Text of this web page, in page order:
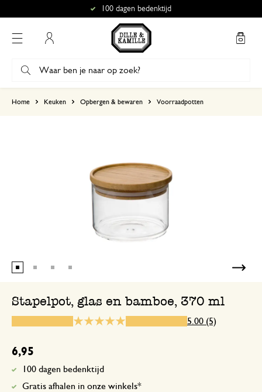
100 dagen bedenktijd
Home Keuken Opbergen & bewaren Voorraadpotten
Stapelpot, glas en bamboe, 370 ml
5.00 (5)
6,95
100 dagen bedenktijd
Gratis afhalen in onze winkels*
5
1
28 december 2023